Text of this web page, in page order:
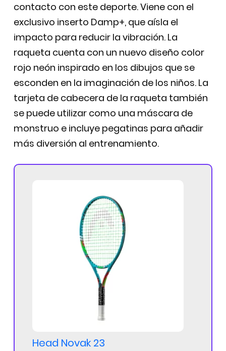
contacto con este deporte. Viene con el
exclusivo inserto Damp+, que aísla el
impacto para reducir la vibración. La
raqueta cuenta con un nuevo diseño color
rojo neón inspirado en los dibujos que se
esconden en la imaginación de los niños. La
tarjeta de cabecera de la raqueta también
se puede utilizar como una máscara de
monstruo e incluye pegatinas para añadir
más diversión al entrenamiento.
Head Novak 23